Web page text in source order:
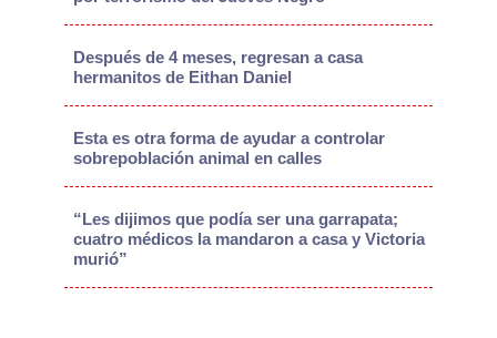
Después de 4 meses, regresan a casa
hermanitos de Eithan Daniel
Esta es otra forma de ayudar a controlar
sobrepoblación animal en calles
“Les dijimos que podía ser una garrapata;
cuatro médicos la mandaron a casa y Victoria
murió”